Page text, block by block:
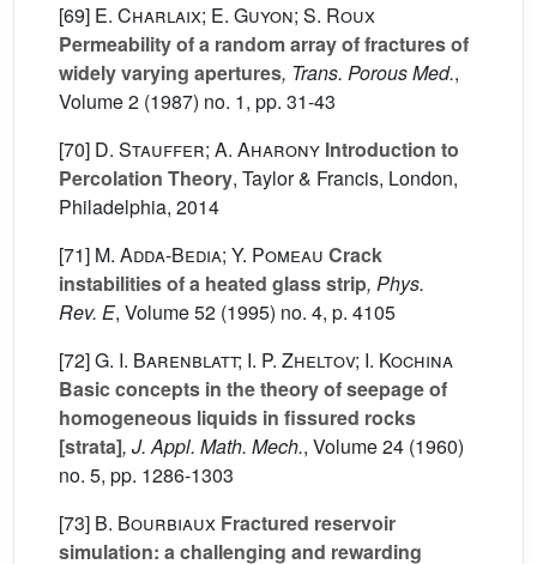
[69] E. Charlaix; E. Guyon; S. Roux
Permeability of a random array of fractures of
widely varying apertures, Trans. Porous Med.,
Volume 2 (1987) no. 1, pp. 31-43
[70] D. Stauffer; A. Aharony Introduction to
Percolation Theory, Taylor & Francis, London,
Philadelphia, 2014
[71] M. Adda-Bedia; Y. Pomeau Crack
instabilities of a heated glass strip, Phys.
Rev. E, Volume 52 (1995) no. 4, p. 4105
[72]G. I. Barenblatt; I. P. Zheltov; I. Kochina
Basic concepts in the theory of seepage of
homogeneous liquids in fissured rocks
[strata], J. Appl. Math. Mech., Volume 24 (1960)
no. 5, pp. 1286-1303
[73] B. Bourbiaux Fractured reservoir
simulation: a challenging and rewarding